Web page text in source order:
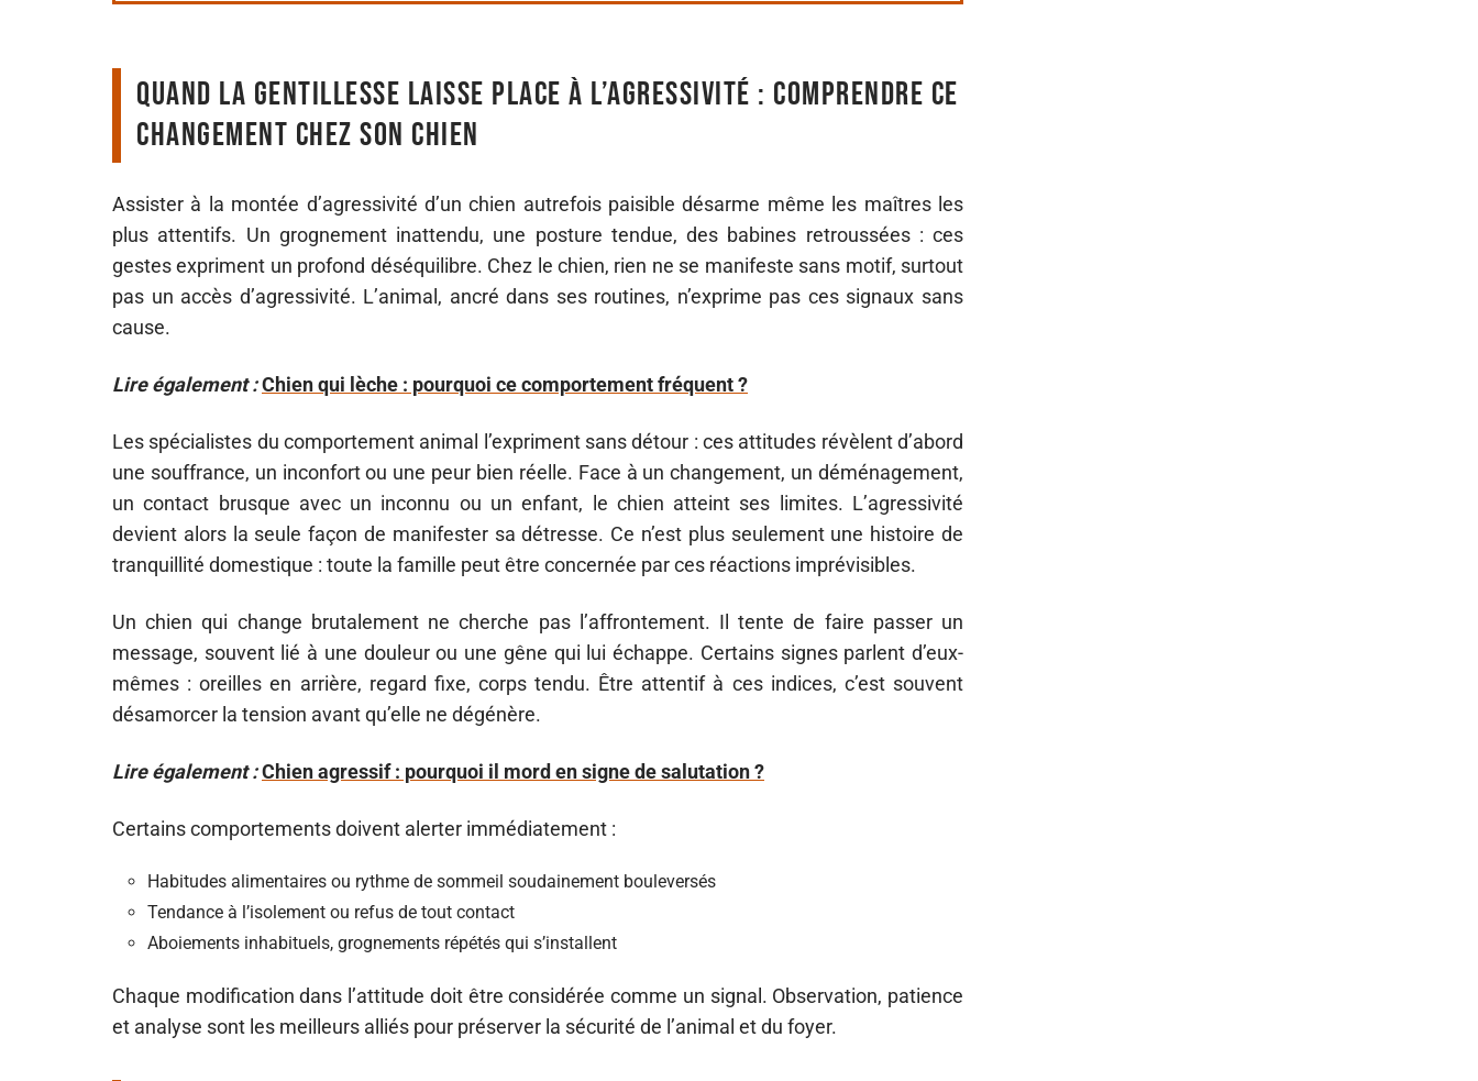
Quand la gentillesse laisse place à l’agressivité : comprendre ce
changement chez son chien
Assister à la montée d’agressivité d’un chien autrefois paisible désarme même les maîtres les
plus attentifs. Un grognement inattendu, une posture tendue, des babines retroussées : ces
gestes expriment un profond déséquilibre. Chez le chien, rien ne se manifeste sans motif, surtout
pas un accès d’agressivité. L’animal, ancré dans ses routines, n’exprime pas ces signaux sans
cause.
Lire également :Chien qui lèche : pourquoi ce comportement fréquent ?
Les spécialistes du comportement animal l’expriment sans détour : ces attitudes révèlent d’abord
une souffrance, un inconfort ou une peur bien réelle. Face à un changement, un déménagement,
un contact brusque avec un inconnu ou un enfant, le chien atteint ses limites. L’agressivité
devient alors la seule façon de manifester sa détresse. Ce n’est plus seulement une histoire de
tranquillité domestique : toute la famille peut être concernée par ces réactions imprévisibles.
Un chien qui change brutalement ne cherche pas l’affrontement. Il tente de faire passer un
message, souvent lié à une douleur ou une gêne qui lui échappe. Certains signes parlent d’eux-
mêmes : oreilles en arrière, regard fixe, corps tendu. Être attentif à ces indices, c’est souvent
désamorcer la tension avant qu’elle ne dégénère.
Lire également :Chien agressif : pourquoi il mord en signe de salutation ?
Certains comportements doivent alerter immédiatement :
Habitudes alimentaires ou rythme de sommeil soudainement bouleversés
Tendance à l’isolement ou refus de tout contact
Aboiements inhabituels, grognements répétés qui s’installent
Chaque modification dans l’attitude doit être considérée comme un signal. Observation, patience
et analyse sont les meilleurs alliés pour préserver la sécurité de l’animal et du foyer.